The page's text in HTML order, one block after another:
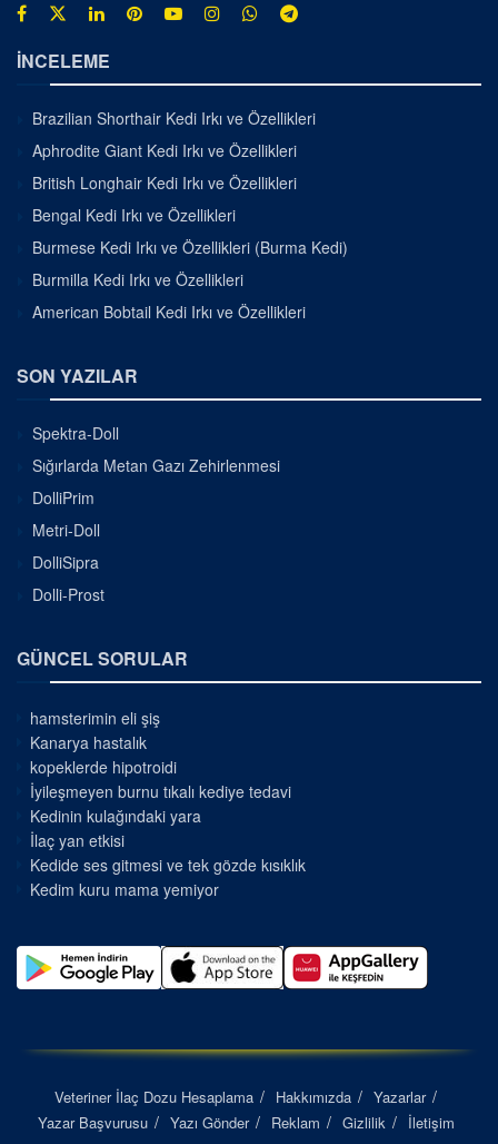
İNCELEME
Brazilian Shorthair Kedi Irkı ve Özellikleri
Aphrodite Giant Kedi Irkı ve Özellikleri
British Longhair Kedi Irkı ve Özellikleri
Bengal Kedi Irkı ve Özellikleri
Burmese Kedi Irkı ve Özellikleri (Burma Kedi)
Burmilla Kedi Irkı ve Özellikleri
American Bobtail Kedi Irkı ve Özellikleri
SON YAZILAR
Spektra-Doll
Sığırlarda Metan Gazı Zehirlenmesi
DolliPrim
Metri-Doll
DolliSipra
Dolli-Prost
GÜNCEL SORULAR
hamsterimin eli şiş
Kanarya hastalık
kopeklerde hipotroidi
İyileşmeyen burnu tıkalı kediye tedavi
Kedinin kulağındaki yara
İlaç yan etkisi
Kedide ses gitmesi ve tek gözde kısıklık
Kedim kuru mama yemiyor
Veteriner İlaç Dozu Hesaplama Hakkımızda
Yazarlar
Yazar Başvurusu
Yazı Gönder Reklam Gizlilik İletişim